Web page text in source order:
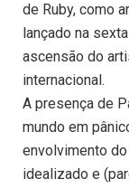
de Ruby, como
lançado na
ascensão do
internacional.
A presença de
mundo em
envolvimento
idealizado e